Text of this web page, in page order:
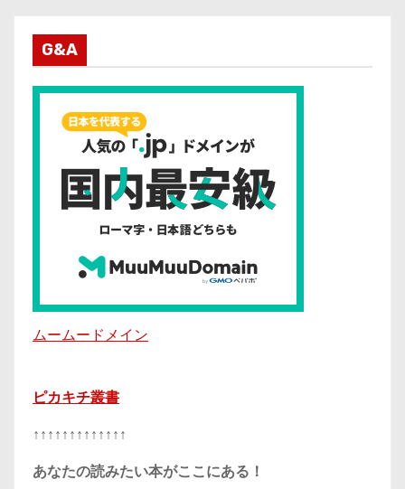
G&A
ムームードメイン
ピカキチ叢書
↑↑↑↑↑↑↑↑↑↑↑↑↑
あなたの読みたい本がここにある！